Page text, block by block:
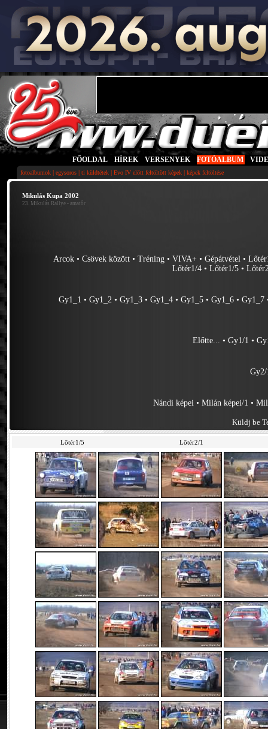
FŐOLDAL HÍREK VERSENYEK FOTÓALBUM
fotoalbumok | egysoros | ti küldtétek | Evo IV előtt feltöltött képek | képek feltöltése
Mikulás Kupa 2002
23. Mikulás Rallye • amatőr
Arcok •Csövek között •Tréning •VIVA+ •Gépátvétel •
Lőtér1/4 •Lőtér1/5 •
Gy1_1 •Gy1_2 •Gy1_3 •Gy1_4 •Gy1_5 •Gy1_6 •Gy1_7
Előtte... •Gy1/1 •
Nándi képei •Milán képei/1 •
Küldj be
Lőtér1/5 Lőtér2/1